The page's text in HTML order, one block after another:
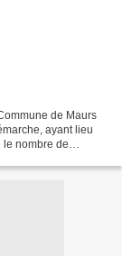
de Maurs
ayant lieu
le nombre de